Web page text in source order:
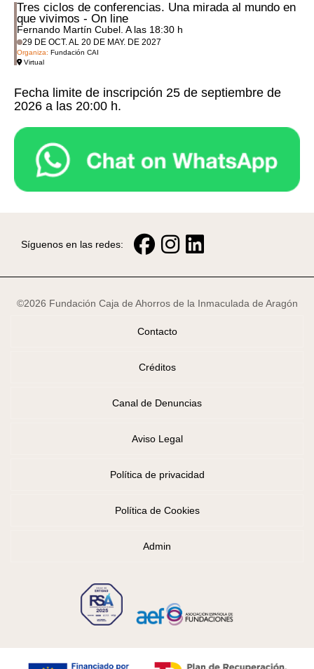
Tres ciclos de conferencias. Una mirada al mundo en
que vivimos - On line
Fernando Martín Cubel. A las 18:30 h
29 DE OCT. AL 20 DE MAY. DE 2027
Organiza: Fundación CAI
Virtual
Fecha limite de inscripción 25 de septiembre de
2026 a las 20:00 h.
Síguenos en las redes:
©2026 Fundación Caja de Ahorros de la Inmaculada de Aragón
Contacto
Créditos
Canal de Denuncias
Aviso Legal
Política de privacidad
Política de Cookies
Admin